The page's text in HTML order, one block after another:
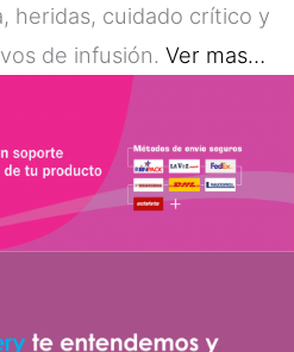
heridas, cuidado crítico y
de infusión. Ver mas…